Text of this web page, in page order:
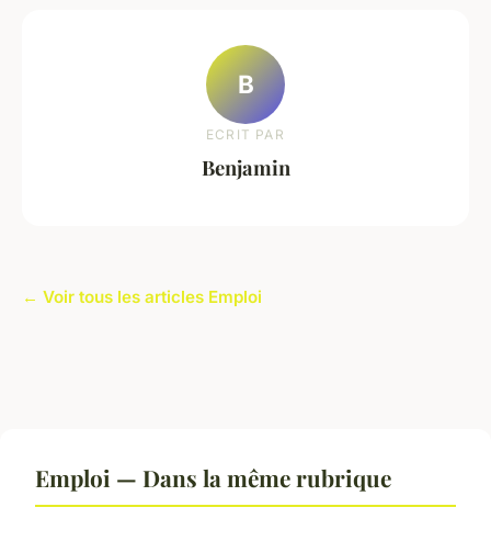
B
ECRIT PAR
Benjamin
← Voir tous les articles Emploi
Emploi — Dans la même rubrique